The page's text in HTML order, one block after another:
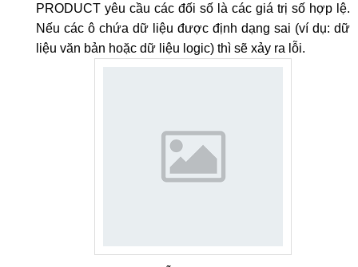
PRODUCT yêu cầu các đối số là các giá trị số hợp lệ.
Nếu các ô chứa dữ liệu được định dạng sai (ví dụ: dữ
liệu văn bản hoặc dữ liệu logic) thì sẽ xảy ra lỗi.